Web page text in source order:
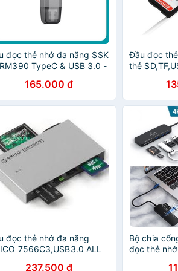
đọc thẻ nhớ đa năng SSK
TypeC & USB 3.0 -
Tín Computer
165.000 đ
Đầu đọc
thẻ
đọc thẻ nhớ đa năng
7566C3,USB3.0 ALL
237.500 đ
Bộ chia
đọc thẻ